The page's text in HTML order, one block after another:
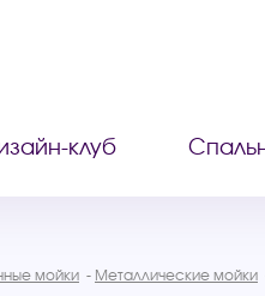
клуб
мойки Металлические мойки